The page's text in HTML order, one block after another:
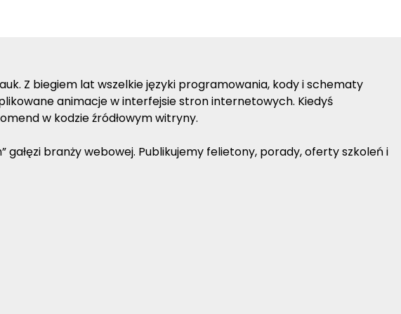
Z biegiem lat wszelkie języki programowania, kody i schematy
animacje w interfejsie stron internetowych. Kiedyś
w kodzie źródłowym witryny.
branży webowej. Publikujemy felietony, porady, oferty szkoleń i